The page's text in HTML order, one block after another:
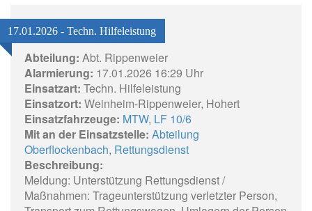
17.01.2026 - Techn. Hilfeleistung
Abteilung: Abt. Rippenweier
Alarmierung: 17.01.2026 16:29 Uhr
Einsatzart: Techn. Hilfeleistung
Einsatzort: Weinheim-Rippenweier, Hohert
Einsatzfahrzeuge: MTW, LF 10/6
Mit an der Einsatzstelle: Abteilung
Oberflockenbach, Rettungsdienst
Beschreibung:
Meldung: Unterstützung Rettungsdienst /
Maßnahmen: Trageunterstützung verletzter Person,